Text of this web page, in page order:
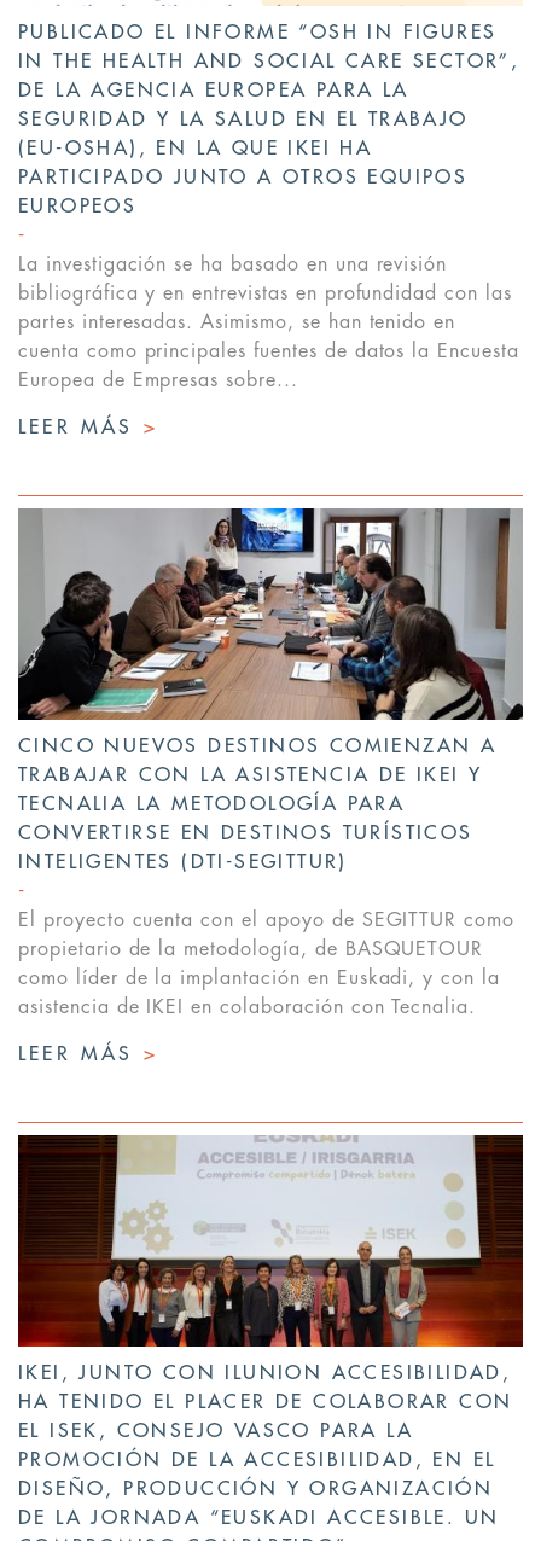
PUBLICADO EL INFORME “OSH IN FIGURES
IN THE HEALTH AND SOCIAL CARE SECTOR”,
DE LA AGENCIA EUROPEA PARA LA
SEGURIDAD Y LA SALUD EN EL TRABAJO
(EU-OSHA), EN LA QUE IKEI HA
PARTICIPADO JUNTO A OTROS EQUIPOS
EUROPEOS
La investigación se ha basado en una revisión
bibliográfica y en entrevistas en profundidad con las
partes interesadas. Asimismo, se han tenido en
cuenta como principales fuentes de datos la Encuesta
Europea de Empresas sobre...
LEER MÁS >
CINCO NUEVOS DESTINOS COMIENZAN A
TRABAJAR CON LA ASISTENCIA DE IKEI Y
TECNALIA LA METODOLOGÍA PARA
CONVERTIRSE EN DESTINOS TURÍSTICOS
INTELIGENTES (DTI-SEGITTUR)
El proyecto cuenta con el apoyo de SEGITTUR como
propietario de la metodología, de BASQUETOUR
como líder de la implantación en Euskadi, y con la
asistencia de IKEI en colaboración con Tecnalia.
LEER MÁS >
IKEI, JUNTO CON ILUNION ACCESIBILIDAD,
HA TENIDO EL PLACER DE COLABORAR CON
EL ISEK, CONSEJO VASCO PARA LA
PROMOCIÓN DE LA ACCESIBILIDAD, EN EL
DISEÑO, PRODUCCIÓN Y ORGANIZACIÓN
DE LA JORNADA “EUSKADI ACCESIBLE. UN